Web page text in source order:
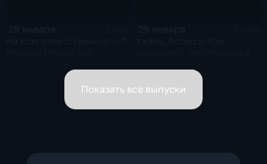
вице-премьеров
Показать все выпуски